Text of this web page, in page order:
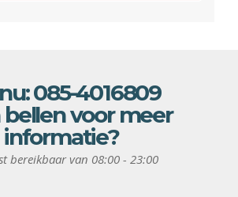
085-4016809
bellen voor meer
informatie?
bereikbaar van 08:00 - 23:00